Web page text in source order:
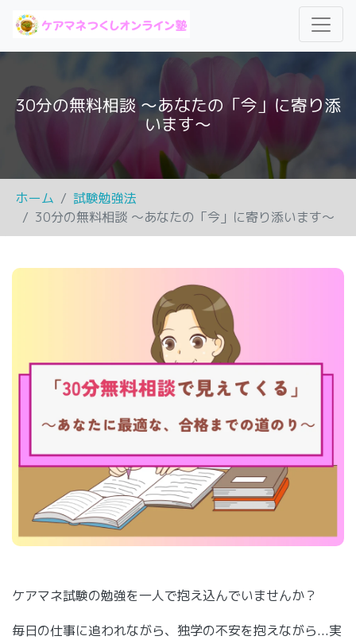
30分の無料相談 ～あなたの「今」に寄り添
います～
ホーム
試験勉強法
30分の無料相談 ～あなたの「今」に寄り添います～
ケアマネ試験の勉強を一人で抱え込んでいませんか？
毎日の仕事に追われながら、独学の不安を抱えながら...実